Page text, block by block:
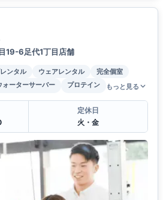
19-6足代1丁目店舗
ンタル ウェアレンタル
完全個室
ォーターサーバー プロテイン もっと見る
定休日
火・金